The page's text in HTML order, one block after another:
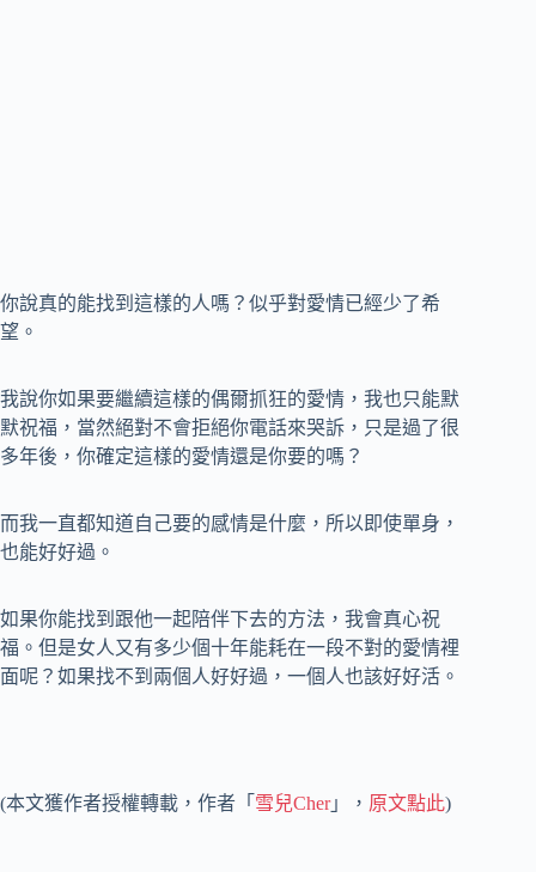
你說真的能找到這樣的人嗎？似乎對愛情已經少了希
望。
我說你如果要繼續這樣的偶爾抓狂的愛情，我也只能默
默祝福，當然絕對不會拒絕你電話來哭訴，只是過了很
多年後，你確定這樣的愛情還是你要的嗎？
而我一直都知道自己要的感情是什麼，所以即使單身，
也能好好過。
如果你能找到跟他一起陪伴下去的方法，我會真心祝
福。但是女人又有多少個十年能耗在一段不對的愛情裡
面呢？如果找不到兩個人好好過，一個人也該好好活。
(本文獲作者授權轉載，作者「 雪兒Cher」， 原文點此)